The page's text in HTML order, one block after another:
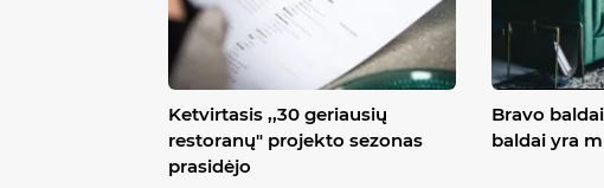
Ketvirtasis ,,30 geriausių
restoranų" projekto sezonas
prasidėjo
Bravo
baldai yra